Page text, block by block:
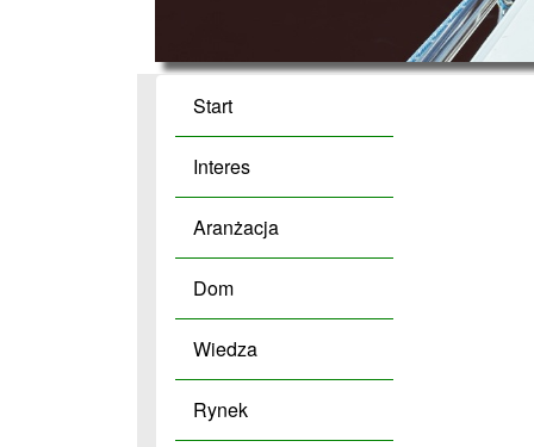
Start
Interes
Aranżacja
Dom
Wiedza
Rynek